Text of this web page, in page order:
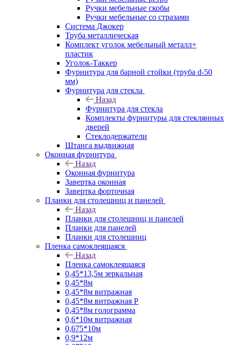
Ручки мебельные скобы
Ручки мебельные со стразами
Система Джокер
Труба металлическая
Комплект уголок мебельный металл+
пластик
Уголок-Таккер
Фурнитура для барной стойки (труба d-50
мм)
Фурнитура для стекла
Назад
Фурнитура для стекла
Комплекты фурнитуры для стеклянных
дверей
Стеклодержатели
Штанга выдвижная
Оконная фурнитура
Назад
Оконная фурнитура
Завертка оконная
Завертка форточная
Планки для столешниц и панелей
Назад
Планки для столешниц и панелей
Планки для панелей
Планки для столешниц
Пленка самоклеящаяся
Назад
Пленка самоклеящаяся
0,45*13,5м зеркальная
0,45*8м
0,45*8м витражная
0,45*8м витражная Р
0,45*8м голограмма
0,6*10м витражная
0,675*10м
0,9*12м